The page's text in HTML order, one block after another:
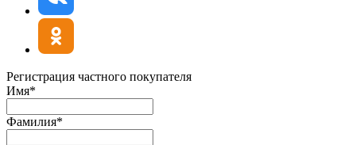
Регистрация частного покупателя
Имя*
Фамилия*